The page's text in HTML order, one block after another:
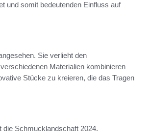
und somit bedeutenden Einfluss auf
Sie verlieht den
Materialien kombinieren
Stücke zu kreieren, die das Tragen
Schmucklandschaft 2024.